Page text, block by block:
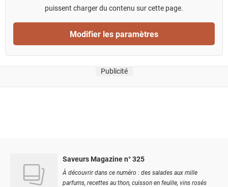
puissent charger du contenu sur cette page.
Modifier les paramètres
Publicité
Saveurs Magazine n° 325
À découvrir dans ce numéro : des salades aux mille
parfums, recettes au thon, cuisson en feuille, vins rosés